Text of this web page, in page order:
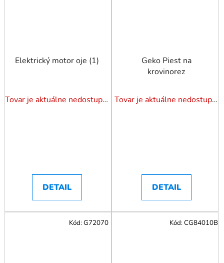
Elektrický motor oje (1)
Tovar je aktuálne nedostupný. Dotazuj dostupnosť.
DETAIL
Geko Piest na
krovinorez
Tovar je aktuálne nedostupný. Dotazuj dostupnosť.
DETAIL
Kód:G72070 Kód:CG84010B